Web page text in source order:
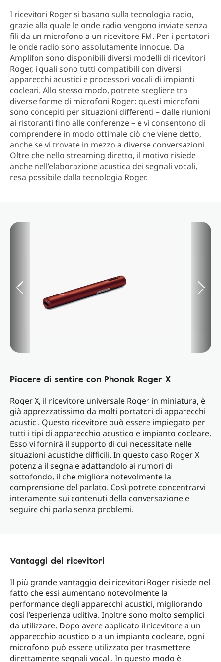
I ricevitori Roger si basano sulla tecnologia radio,
grazie alla quale le onde radio vengono inviate senza
fili da un microfono a un ricevitore FM. Per i portatori
le onde radio sono assolutamente innocue. Da
Amplifon sono disponibili diversi modelli di ricevitori
Roger, i quali sono tutti compatibili con diversi
apparecchi acustici e processori vocali di impianti
cocleari. Allo stesso modo, potrete scegliere tra
diverse forme di microfoni Roger: questi microfoni
sono concepiti per situazioni differenti – dalle riunioni
ai ristoranti fino alle conferenze – e vi consentono di
comprendere in modo ottimale ciò che viene detto,
anche se vi trovate in mezzo a diverse conversazioni.
Oltre che nello streaming diretto, il motivo risiede
anche nell’elaborazione acustica dei segnali vocali,
resa possibile dalla tecnologia Roger.
Piacere di sentire con Phonak Roger X
Roger X, il ricevitore universale Roger in miniatura, è
già apprezzatissimo da molti portatori di apparecchi
acustici. Questo ricevitore può essere impiegato per
tutti i tipi di apparecchio acustico e impianto cocleare.
Esso vi fornirà il supporto di cui necessitate nelle
situazioni acustiche difficili. In questo caso Roger X
potenzia il segnale adattandolo ai rumori di
sottofondo, il che migliora notevolmente la
comprensione del parlato. Così potrete concentrarvi
interamente sui contenuti della conversazione e
seguire chi parla senza problemi.
Vantaggi dei ricevitori
Il più grande vantaggio dei ricevitori Roger risiede nel
fatto che essi aumentano notevolmente la
performance degli apparecchi acustici, migliorando
così l’esperienza uditiva. Inoltre sono molto semplici
da utilizzare. Dopo avere applicato il ricevitore a un
apparecchio acustico o a un impianto cocleare, ogni
microfono può essere utilizzato per trasmettere
direttamente segnali vocali. In questo modo è